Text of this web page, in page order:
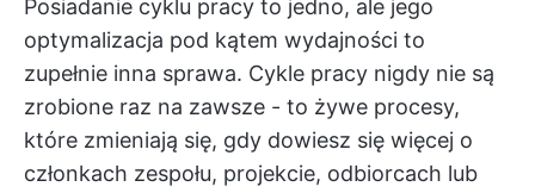
Posiadanie cyklu pracy to jedno, ale jego
optymalizacja pod kątem wydajności to
zupełnie inna sprawa. Cykle pracy nigdy nie są
zrobione raz na zawsze - to żywe procesy,
które zmieniają się, gdy dowiesz się więcej o
członkach zespołu, projekcie, odbiorcach lub